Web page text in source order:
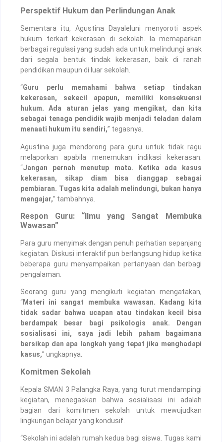
Perspektif Hukum dan Perlindungan Anak
Sementara itu, Agustina Dayaleluni menyoroti aspek
hukum terkait kekerasan di sekolah. Ia memaparkan
berbagai regulasi yang sudah ada untuk melindungi anak
dari segala bentuk tindak kekerasan, baik di ranah
pendidikan maupun di luar sekolah.
“Guru perlu memahami bahwa setiap tindakan
kekerasan, sekecil apapun, memiliki konsekuensi
hukum. Ada aturan jelas yang mengikat, dan kita
sebagai tenaga pendidik wajib menjadi teladan dalam
menaati hukum itu sendiri,” tegasnya.
Agustina juga mendorong para guru untuk tidak ragu
melaporkan apabila menemukan indikasi kekerasan.
“Jangan pernah menutup mata. Ketika ada kasus
kekerasan, sikap diam bisa dianggap sebagai
pembiaran. Tugas kita adalah melindungi, bukan hanya
mengajar,” tambahnya.
Respon Guru: “Ilmu yang Sangat Membuka
Wawasan”
Para guru menyimak dengan penuh perhatian sepanjang
kegiatan. Diskusi interaktif pun berlangsung hidup ketika
beberapa guru menyampaikan pertanyaan dan berbagi
pengalaman.
Seorang guru yang mengikuti kegiatan mengatakan,
“Materi ini sangat membuka wawasan. Kadang kita
tidak sadar bahwa ucapan atau tindakan kecil bisa
berdampak besar bagi psikologis anak. Dengan
sosialisasi ini, saya jadi lebih paham bagaimana
bersikap dan apa langkah yang tepat jika menghadapi
kasus,” ungkapnya.
Komitmen Sekolah
Kepala SMAN 3 Palangka Raya, yang turut mendampingi
kegiatan, menegaskan bahwa sosialisasi ini adalah
bagian dari komitmen sekolah untuk mewujudkan
lingkungan belajar yang kondusif.
“Sekolah ini adalah rumah kedua bagi siswa. Tugas kami